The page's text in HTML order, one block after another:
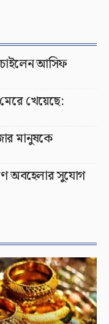
চাইলেন আসিফ
খেয়েছে:
মানুষকে
অবহেলার সুযোগ